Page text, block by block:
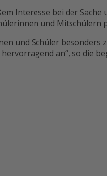
Interesse bei der
und Mitschülern
und Schüler
hervorragend an“, so die